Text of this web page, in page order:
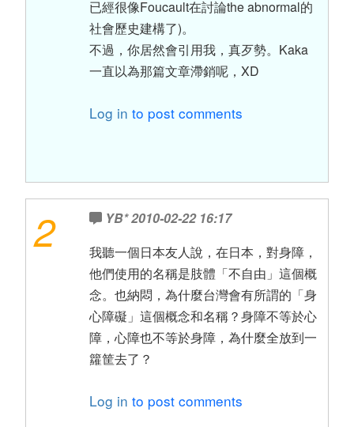
已經很像Foucault在討論the abnormal的
社會歷史建構了)。
不過，你居然會引用我，真歹勢。Kaka
一直以為那篇文章滯銷呢，XD
Log in to post comments
2 YB*2010-02-22 16:17
我聽一個日本友人說，在日本，對身障，
他們使用的名稱是肢體「不自由」這個概
念。也納悶，為什麼台灣會有所謂的「身
心障礙」這個概念和名稱？身障不等於心
障，心障也不等於身障，為什麼全放到一
籮筐去了？
Log in to post comments